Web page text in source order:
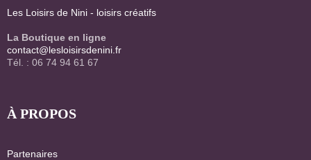
Les Loisirs de Nini - loisirs créatifs
La Boutique en ligne
contact@lesloisirsdenini.fr
Tél. : 06 74 94 61 67
À PROPOS
Partenaires